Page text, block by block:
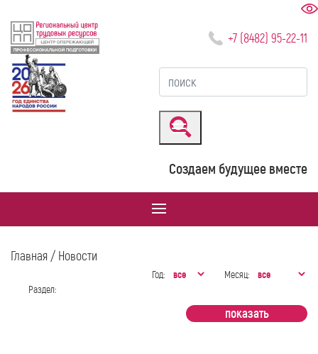
+7 (8482) 95-22-11
Создаем будущее вместе
Главная/ Новости
Год:
Месяц:
Раздел: